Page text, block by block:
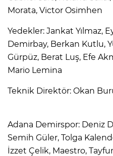
Morata, Victor Osimhen
Yedekler: Jankat Yılmaz,
Demirbay, Berkan Kutlu,
Gürpüz, Berat Luş, Efe
Mario Lemina
Teknik Direktör: Okan
Adana Demirspor: Deniz
Semih Güler, Tolga
İzzet Çelik, Maestro,